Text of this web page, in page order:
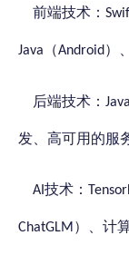
前端技术：
Java （Android ）、
后端技术： Java
发、高可用的服
AI 技术：
ChatGLM ）、计